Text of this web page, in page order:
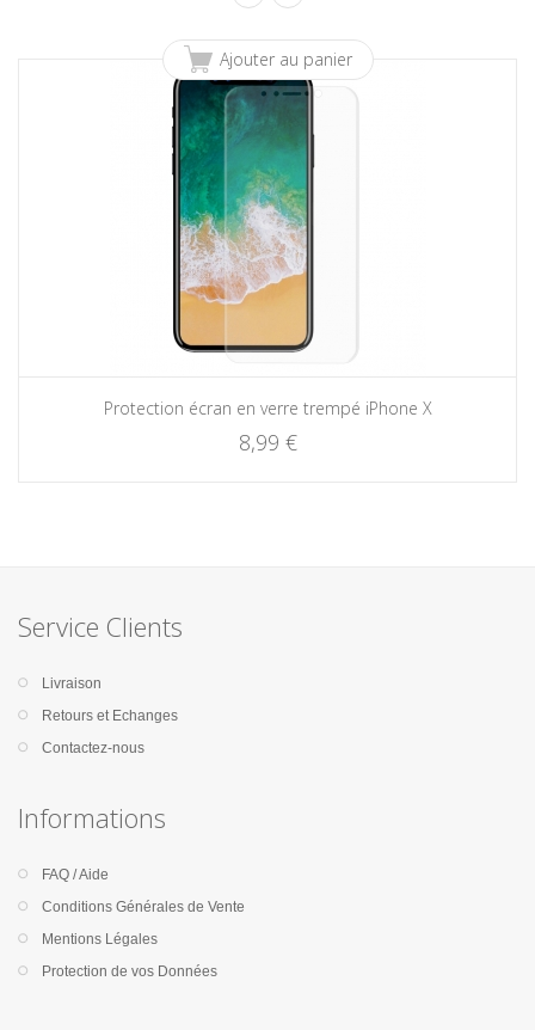
Ajouter au panier
Protection écran en verre trempé iPhone X
8,99 €
Service Clients
Livraison
Retours et Echanges
Contactez-nous
Informations
FAQ / Aide
Conditions Générales de Vente
Mentions Légales
Protection de vos Données